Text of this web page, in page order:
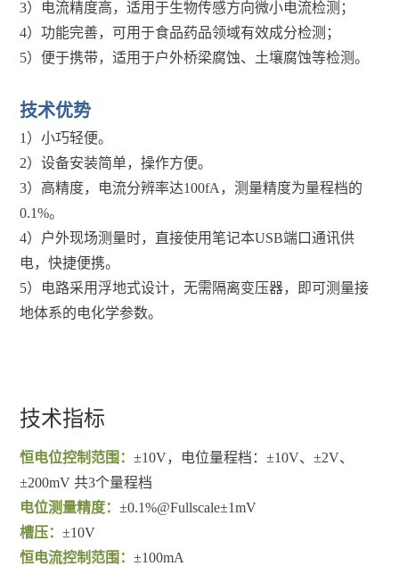
3）电流精度高，适用于生物传感方向微小电流检测；
4）功能完善，可用于食品药品领域有效成分检测；
5）便于携带，适用于户外桥梁腐蚀、土壤腐蚀等检测。
技术优势
1）小巧轻便。
2）设备安装简单，操作方便。
3）高精度，电流分辨率达100fA，测量精度为量程档的
0.1%。
4）户外现场测量时，直接使用笔记本USB端口通讯供
电，快捷便携。
5）电路采用浮地式设计，无需隔离变压器，即可测量接
地体系的电化学参数。
技术指标
恒电位控制范围： ±10V，电位量程档：±10V、±2V、
±200mV 共3个量程档
电位测量精度： ±0.1%@Fullscale±1mV
槽压： ±10V
恒电流控制范围： ±100mA